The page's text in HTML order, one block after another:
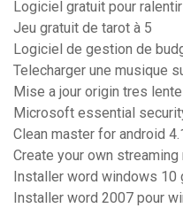
Logiciel gratuit pour
Jeu gratuit de tarot à 5
Logiciel de gestion de
Telecharger une musique
Mise a jour origin tres lente
Microsoft essential
Clean master for android
Create your own
Installer word windows 10
Installer word 2007 pour